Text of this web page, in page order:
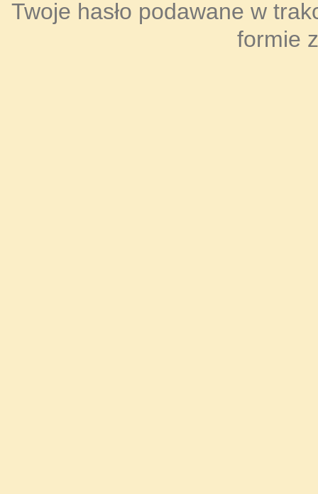
Twoje hasło podawane w
formie